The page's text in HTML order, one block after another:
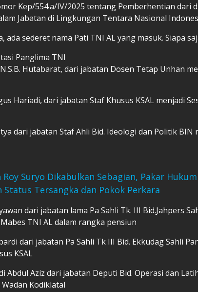
Kep/554.a/IV/2025 tentang Pemberhentian dari
Jabatan di Lingkungan Tentara Nasional
ada sederet nama Pati TNI AL yang masuk. Siapa
Panglima TNI
Hutabarat, dari jabatan Dosen Tetap Unhan
Hariadi, dari jabatan Staf Khusus KSAL menjadi
dari jabatan Staf Ahli Bid. Ideologi dan Politik BIN
Suryo Dikabulkan Sebagian, Pakar
Status Tersangka dan Pokok Perkara
dari jabatan lama Pa Sahli Tk. III Bid.Jahpers
TNI AL dalam rangka pensiun
dari jabatan Pa Sahli Tk III Bid. Ekkudag Sahli
KSAL
Abdul Aziz dari jabatan Deputi Bid. Operasi dan
Kodiklatal